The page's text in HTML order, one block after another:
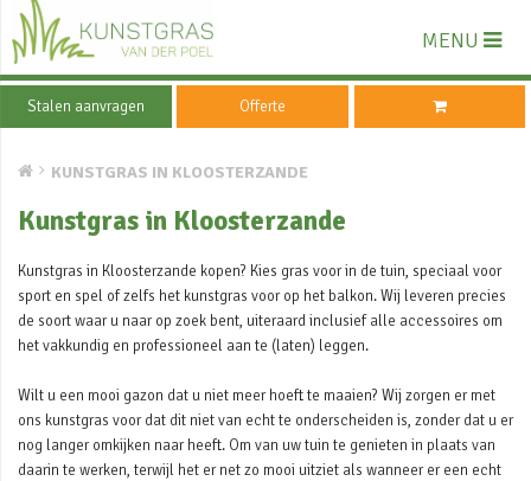
MENU
Stalen aanvragen Offerte
KUNSTGRAS IN KLOOSTERZANDE
Kunstgras in Kloosterzande
Kunstgras in Kloosterzande kopen? Kies gras voor in de tuin, speciaal voor
sport en spel of zelfs het kunstgras voor op het balkon. Wij leveren precies
de soort waar u naar op zoek bent, uiteraard inclusief alle accessoires om
het vakkundig en professioneel aan te (laten) leggen.
Wilt u een mooi gazon dat u niet meer hoeft te maaien? Wij zorgen er met
ons kunstgras voor dat dit niet van echt te onderscheiden is, zonder dat u er
nog langer omkijken naar heeft. Om van uw tuin te genieten in plaats van
daarin te werken, terwijl het er net zo mooi uitziet als wanneer er een echt